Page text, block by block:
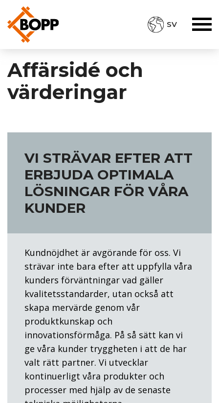
SV
Affärsidé och
värderingar
VI STRÄVAR EFTER ATT
ERBJUDA OPTIMALA
LÖSNINGAR FÖR VÅRA
KUNDER
Kundnöjdhet är avgörande för oss. Vi
strävar inte bara efter att uppfylla våra
kunders förväntningar vad gäller
kvalitetsstandarder, utan också att
skapa mervärde genom vår
produktkunskap och
innovationsförmåga. På så sätt kan vi
ge våra kunder tryggheten i att de har
valt rätt partner. Vi utvecklar
kontinuerligt våra produkter och
processer med hjälp av de senaste